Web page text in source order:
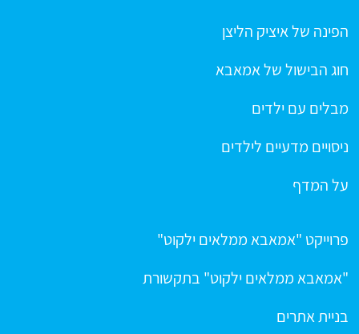
הפינה של איציק הליצן
חוג הבישול של אמאבא
מבלים עם ילדים
ניסויים מדעיים לילדים
על המדף
פרוייקט "אמאבא ממלאים ילקוט"
"אמאבא ממלאים ילקוט" בתקשורת
בניית אתרים